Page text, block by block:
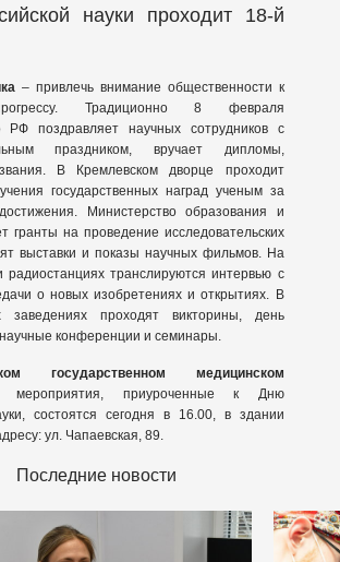
науки проходит 18-й
– привлечь внимание общественности к
Традиционно 8 февраля
РФ поздравляет научных сотрудников с
праздником, вручает дипломы,
В Кремлевском дворце проходит
государственных наград ученым за
Министерство образования и
гранты на проведение исследовательских
выставки и показы научных фильмов. На
радиостанциях транслируются интервью с
о новых изобретениях и открытиях. В
заведениях проходят викторины, день
конференции и семинары.
государственном медицинском
приуроченные к Дню
состоятся сегодня в 16.00, в здании
ул. Чапаевская, 89.
Последние новости